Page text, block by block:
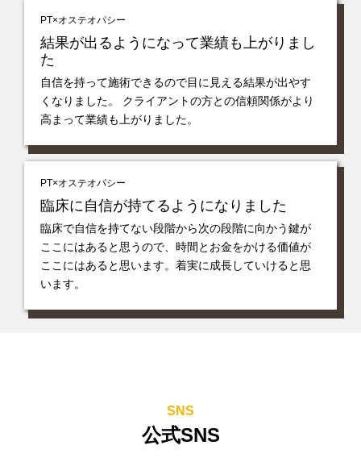
PT×オステオパシー
結果が出るようになって業績も上がりまし
た
自信を持って施術できるので目に見える結果が出やす
くなりました。 クライアントの方との信頼関係がより
高まって業績も上がりました。
PT×オステオパシー
臨床に自信が持てるようになりました
臨床で自信を持てない段階から次の段階に向かう鍵が
ここにはあると思うので、時間とお金をかける価値が
ここにはあると思います。着実に成長していけると思
います。
SNS
公式SNS